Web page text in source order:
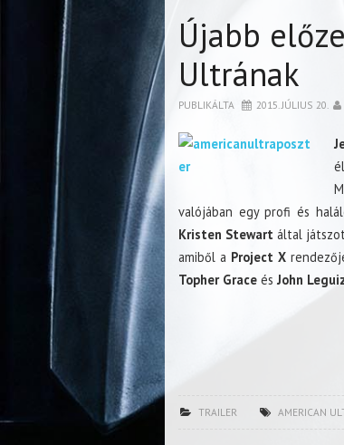
Újabb
Ultrának
PUBLIKÁLTA 2015. JÚLIUS 20.
valójában egy profi és
Kristen Stewart által
amiből a Project X
Topher Grace és John
TRAILER AMERICAN